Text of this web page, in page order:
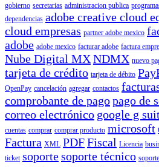
gobierno secretarias administracion publica
dependencias adobe creative cloud
cloud empresas partner adobe mexico
adobe adobe mexico facturar adobe factura
Nube Digital MXNDMX nuevo
tarjeta de crédito tarjeta de débito
OpenPay cancelación agregar contactos
comprobante de pagopago de
correo electrónico google g
cuentas comprar comprar producto microsoft
Factura XML PDFFiscal Licencia
ticket soportesoporte técnico